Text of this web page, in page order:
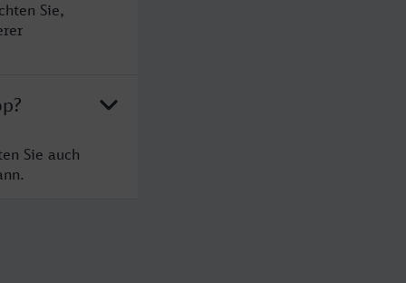
Sie,
Sie auch